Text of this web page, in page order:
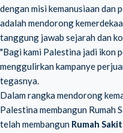
dengan misi kemanusiaan dan
adalah mendorong
tanggung jawab sejarah dan
"Bagi kami Palestina jadi ikon
menggulirkan kampanye
tegasnya.
Dalam rangka mendorong
Palestina membangun Rumah
telah membangun Rumah